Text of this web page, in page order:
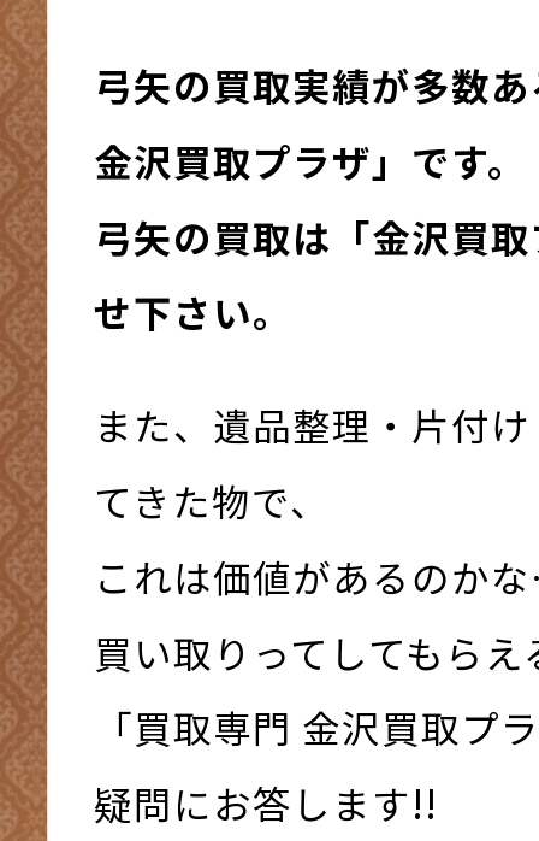
弓矢の買取実績が多数
金沢買取プラザ」です。
弓矢の買取は「金沢買
せ下さい。
また、遺品整理・片付
てきた物で、
これは価値があるのか
買い取りってしてもら
「買取専門 金沢買取プ
疑問にお答します!!